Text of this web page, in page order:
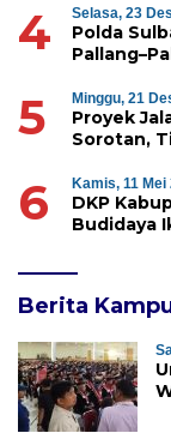
4 Selasa, 23
Polda
5 Minggu, 21
Proyek
Sorotan,
6 Kamis, 11 Mei
DKP
Budidaya
Berita